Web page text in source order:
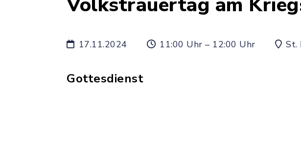
17.11.2024 11:00 Uhr – 12:00 Uhr St.
Gottesdienst